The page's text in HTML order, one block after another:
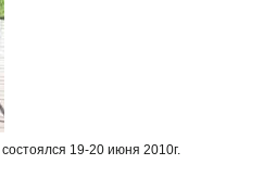
состоялся 19-20 июня 2010г.